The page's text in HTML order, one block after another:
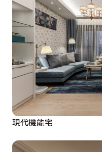
現代機能宅